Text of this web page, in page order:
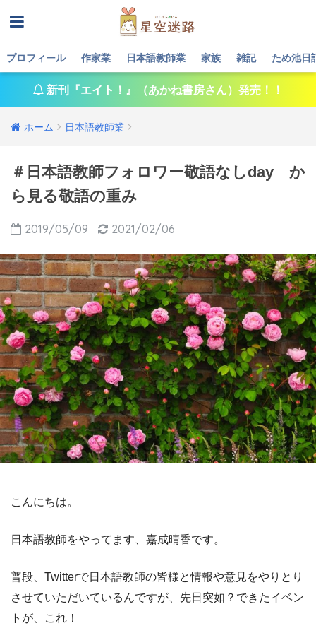
プロフィール 作家業 日本語教師業 家族 雑記 ため池日
新刊『エイト！』（あかね書房さん）発売！！
ホーム 日本語教師業
＃日本語教師フォロワー敬語なしday か
ら見る敬語の重み
2019/05/09 2021/02/06
こんにちは。
日本語教師をやってます、嘉成晴香です。
普段、Twitterで日本語教師の皆様と情報や意見をやりとり
させていただいているんですが、先日突如？できたイベン
トが、これ！